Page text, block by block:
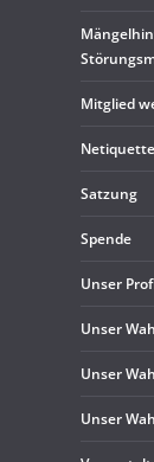
Mit­glied
Neti­quette
Sat­zung
Spende
Unser
Unser
Unser
Unser